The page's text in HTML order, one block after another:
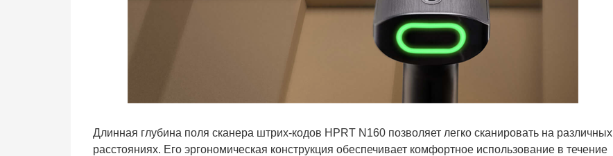
Длинная глубина поля сканера штрих-кодов HPRT N160 позволяет легко сканировать на различных
расстояниях. Его эргономическая конструкция обеспечивает комфортное использование в течение